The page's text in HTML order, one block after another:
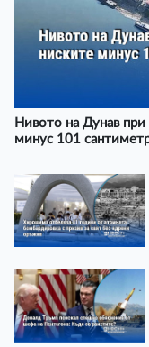
Нивото на Дунав
минус 101